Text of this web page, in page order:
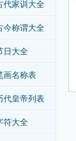
代家训大全
今称谓大全
日大全
画名称表
代皇帝列表
符大全